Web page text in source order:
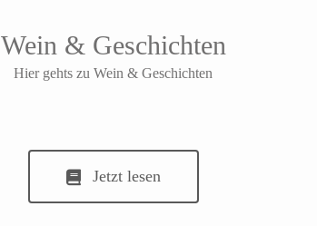
Wein & Geschichten
Hier gehts zu Wein & Geschichten
Jetzt lesen